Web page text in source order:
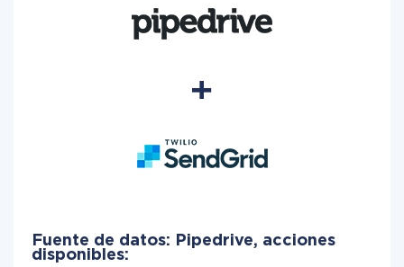
Fuente de datos: Pipedrive, acciones
disponibles: